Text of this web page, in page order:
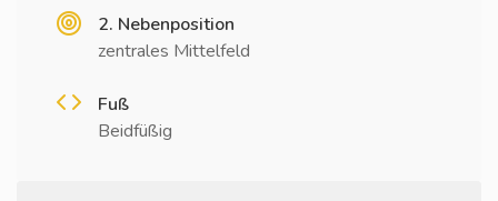
2. Nebenposition
zentrales Mittelfeld
Fuß
Beidfüßig